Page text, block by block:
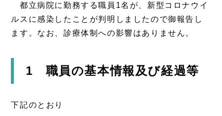
都立病院に勤務する職員1名が、新型コロナウイ
ルスに感染したことが判明しましたので御報告し
ます。なお、診療体制への影響はありません。
1 職員の基本情報及び経過等
下記のとおり